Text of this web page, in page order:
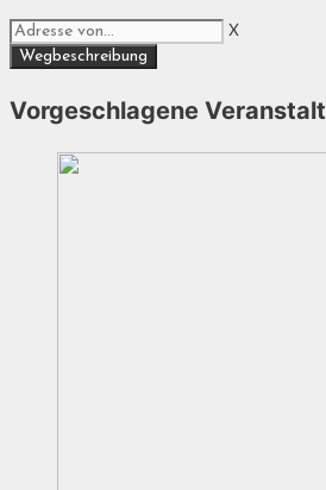
X
Vorgeschlagene